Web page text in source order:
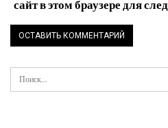
сайт в этом браузере для